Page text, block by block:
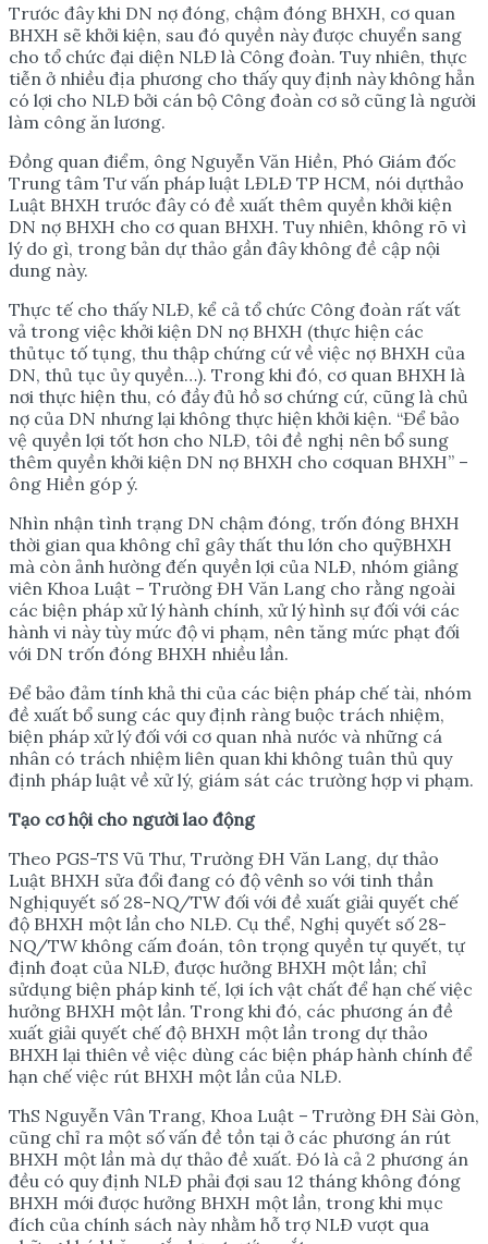
Trước đây khi DN nợ đóng, chậm đóng BHXH, cơ quan
BHXH sẽ khởi kiện, sau đó quyền này được chuyển sang
cho tổ chức đại diện NLĐ là Công đoàn. Tuy nhiên, thực
tiễn ở nhiều địa phương cho thấy quy định này không hẳn
có lợi cho NLĐ bởi cán bộ Công đoàn cơ sở cũng là người
làm công ăn lương.
Đồng quan điểm, ông Nguyễn Văn Hiền, Phó Giám đốc
Trung tâm Tư vấn pháp luật LĐLĐ TP HCM, nói dựthảo
Luật BHXH trước đây có đề xuất thêm quyền khởi kiện
DN nợ BHXH cho cơ quan BHXH. Tuy nhiên, không rõ vì
lý do gì, trong bản dự thảo gần đây không đề cập nội
dung này.
Thực tế cho thấy NLĐ, kể cả tổ chức Công đoàn rất vất
vả trong việc khởi kiện DN nợ BHXH (thực hiện các
thủtục tố tụng, thu thập chứng cứ về việc nợ BHXH của
DN, thủ tục ủy quyền…). Trong khi đó, cơ quan BHXH là
nơi thực hiện thu, có đầy đủ hồ sơ chứng cứ, cũng là chủ
nợ của DN nhưng lại không thực hiện khởi kiện. “Để bảo
vệ quyền lợi tốt hơn cho NLĐ, tôi đề nghị nên bổ sung
thêm quyền khởi kiện DN nợ BHXH cho cơquan BHXH” –
ông Hiền góp ý.
Nhìn nhận tình trạng DN chậm đóng, trốn đóng BHXH
thời gian qua không chỉ gây thất thu lớn cho quỹBHXH
mà còn ảnh hường đến quyền lợi của NLÐ, nhóm giảng
viên Khoa Luật – Trường ĐH Văn Lang cho rằng ngoài
các biện pháp xử lý hành chính, xử lý hình sự đối với các
hành vi này tùy mức độ vi phạm, nên tăng mức phạt đối
với DN trốn đóng BHXH nhiều lần.
Để bảo đảm tính khả thi của các biện pháp chế tài, nhóm
đề xuất bổ sung các quy định ràng buộc trách nhiệm,
biện pháp xử lý đối với cơ quan nhà nước và những cá
nhân có trách nhiệm liên quan khi không tuân thủ quy
định pháp luật về xử lý, giám sát các trường hợp vi phạm.
Tạo cơhội cho người lao động
Theo PGS-TS Vũ Thư, Trường ĐH Văn Lang, dự thảo
Luật BHXH sửa đổi đang có độ vênh so với tinh thần
Nghịquyết số 28-NQ/TW đối với đề xuất giải quyết chế
độ BHXH một lần cho NLĐ. Cụ thể, Nghị quyết số 28-
NQ/TW không cấm đoán, tôn trọng quyền tự quyết, tự
định đoạt của NLĐ, được hưởng BHXH một lần; chỉ
sửdụng biện pháp kinh tế, lợi ích vật chất để hạn chế việc
hưởng BHXH một lần. Trong khi đó, các phương án đề
xuất giải quyết chế độ BHXH một lần trong dự thảo
BHXH lại thiên về việc dùng các biện pháp hành chính để
hạn chế việc rút BHXH một lần của NLĐ.
ThS Nguyễn Vân Trang, Khoa Luật – Trường ĐH Sài Gòn,
cũng chỉ ra một số vấn đề tồn tại ở các phương án rút
BHXH một lần mà dự thảo đề xuất. Đó là cả 2 phương án
đều có quy định NLĐ phải đợi sau 12 tháng không đóng
BHXH mới được hưởng BHXH một lần, trong khi mục
đích của chính sách này nhằm hỗ trợ NLÐ vượt qua